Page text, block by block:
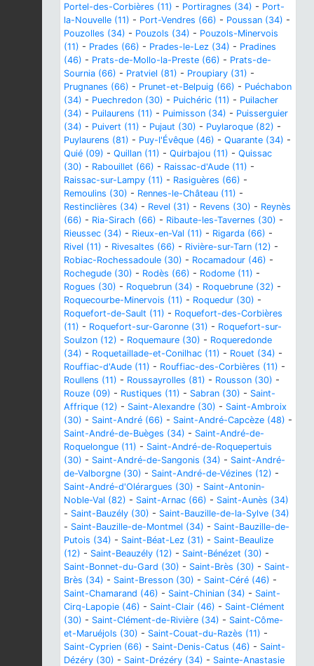
Portel-des-Corbières (11) - Portiragnes (34) - Port-
la-Nouvelle (11) - Port-Vendres (66) - Poussan (34) -
Pouzolles (34) - Pouzols (34) - Pouzols-Minervois
(11) - Prades (66) - Prades-le-Lez (34) - Pradines
(46) - Prats-de-Mollo-la-Preste (66) - Prats-de-
Sournia (66) - Pratviel (81) - Proupiary (31) -
Prugnanes (66) - Prunet-et-Belpuig (66) - Puéchabon
(34) - Puechredon (30) - Puichéric (11) - Puilacher
(34) - Puilaurens (11) - Puimisson (34) - Puisserguier
(34) - Puivert (11) - Pujaut (30) - Puylaroque (82) -
Puylaurens (81) - Puy-l'Évêque (46) - Quarante (34) -
Quié (09) - Quillan (11) - Quirbajou (11) - Quissac
(30) - Rabouillet (66) - Raissac-d'Aude (11) -
Raissac-sur-Lampy (11) - Rasiguères (66) -
Remoulins (30) - Rennes-le-Château (11) -
Restinclières (34) - Revel (31) - Revens (30) - Reynès
(66) - Ria-Sirach (66) - Ribaute-les-Tavernes (30) -
Rieussec (34) - Rieux-en-Val (11) - Rigarda (66) -
Rivel (11) - Rivesaltes (66) - Rivière-sur-Tarn (12) -
Robiac-Rochessadoule (30) - Rocamadour (46) -
Rochegude (30) - Rodès (66) - Rodome (11) -
Rogues (30) - Roquebrun (34) - Roquebrune (32) -
Roquecourbe-Minervois (11) - Roquedur (30) -
Roquefort-de-Sault (11) - Roquefort-des-Corbières
(11) - Roquefort-sur-Garonne (31) - Roquefort-sur-
Soulzon (12) - Roquemaure (30) - Roqueredonde
(34) - Roquetaillade-et-Conilhac (11) - Rouet (34) -
Rouffiac-d'Aude (11) - Rouffiac-des-Corbières (11) -
Roullens (11) - Roussayrolles (81) - Rousson (30) -
Rouze (09) - Rustiques (11) - Sabran (30) - Saint-
Affrique (12) - Saint-Alexandre (30) - Saint-Ambroix
(30) - Saint-André (66) - Saint-André-Capcèze (48) -
Saint-André-de-Buèges (34) - Saint-André-de-
Roquelongue (11) - Saint-André-de-Roquepertuis
(30) - Saint-André-de-Sangonis (34) - Saint-André-
de-Valborgne (30) - Saint-André-de-Vézines (12) -
Saint-André-d'Olérargues (30) - Saint-Antonin-
Noble-Val (82) - Saint-Arnac (66) - Saint-Aunès (34)
- Saint-Bauzély (30) - Saint-Bauzille-de-la-Sylve (34)
- Saint-Bauzille-de-Montmel (34) - Saint-Bauzille-de-
Putois (34) - Saint-Béat-Lez (31) - Saint-Beaulize
(12) - Saint-Beauzély (12) - Saint-Bénézet (30) -
Saint-Bonnet-du-Gard (30) - Saint-Brès (30) - Saint-
Brès (34) - Saint-Bresson (30) - Saint-Céré (46) -
Saint-Chamarand (46) - Saint-Chinian (34) - Saint-
Cirq-Lapopie (46) - Saint-Clair (46) - Saint-Clément
(30) - Saint-Clément-de-Rivière (34) - Saint-Côme-
et-Maruéjols (30) - Saint-Couat-du-Razès (11) -
Saint-Cyprien (66) - Saint-Denis-Catus (46) - Saint-
Dézéry (30) - Saint-Drézéry (34) - Sainte-Anastasie